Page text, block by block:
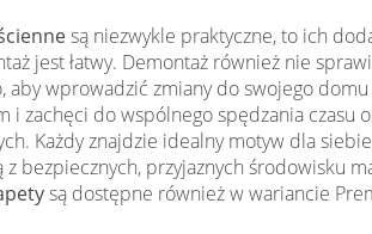
są niezwykle praktyczne, to ich
jest łatwy. Demontaż również nie
aby wprowadzić zmiany do swojego
i zachęci do wspólnego spędzania czasu
Każdy znajdzie idealny motyw dla
z bezpiecznych, przyjaznych środowisku
są dostępne również w wariancie